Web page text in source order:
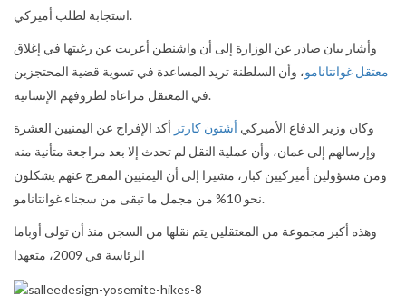
استجابة لطلب أميركي.
وأشار بيان صادر عن الوزارة إلى أن واشنطن أعربت عن رغبتها في إغلاق
معتقل غوانتانامو، وأن السلطنة تريد المساعدة في تسوية قضية المحتجزين
في المعتقل مراعاة لظروفهم الإنسانية.
وكان وزير الدفاع الأميركي أشتون كارتر أكد الإفراج عن اليمنيين العشرة
وإرسالهم إلى عمان، وأن عملية النقل لم تحدث إلا بعد مراجعة متأنية منه
ومن مسؤولين أميركيين كبار، مشيرا إلى أن اليمنيين المفرج عنهم يشكلون
نحو 10% من مجمل ما تبقى من سجناء غوانتانامو.
وهذه أكبر مجموعة من المعتقلين يتم نقلها من السجن منذ أن تولى أوباما
الرئاسة في 2009، متعهدا